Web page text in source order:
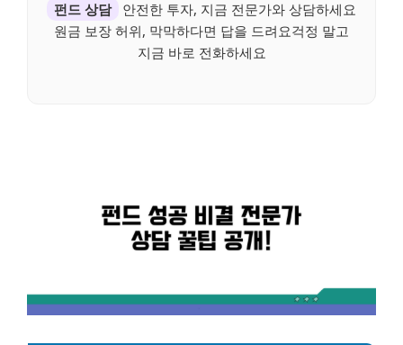
펀드 상담
안전한 투자, 지금 전문가와 상담하세요
원금 보장 허위, 막막하다면 답을 드려요걱정 말고
지금 바로 전화하세요